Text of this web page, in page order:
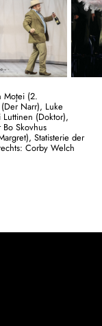
Moţei (2.
Narr), Luke
Luttinen (Doktor),
Skovhus
Statisterie der
Corby Welch